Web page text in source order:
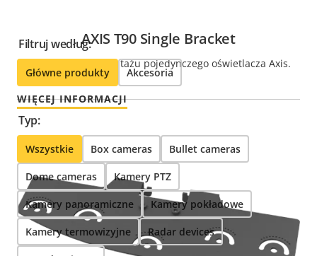
AXIS T90 Single Bracket
Przeznaczony do montażu pojedynczego oświetlacza Axis.
WIĘCEJ INFORMACJI
Filtruj według:
Główne produkty Akcesoria
Typ:
Wszystkie Box cameras Bullet cameras
Dome cameras Kamery PTZ
Kamery panoramiczne Kamery pokładowe
Kamery termowizyjne Radar devices